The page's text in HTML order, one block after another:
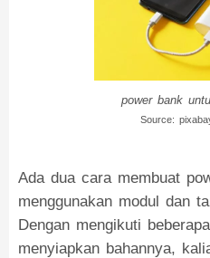
power bank
Source:
Ada dua cara membuat
menggunakan modul dan
Dengan mengikuti
menyiapkan bahannya,